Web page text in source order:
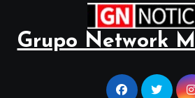
Grupo Network